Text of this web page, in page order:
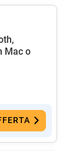
Mac o